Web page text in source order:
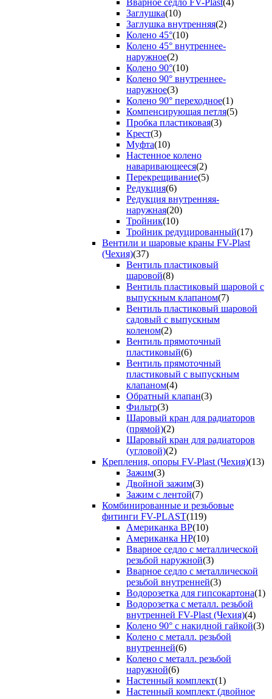
Вварное седло FV-Plast(4)
Заглушка(10)
Заглушка внутренняя(2)
Колено 45°(10)
Колено 45° внутреннее-
наружное(2)
Колено 90°(10)
Колено 90° внутреннее-
наружное(3)
Колено 90° переходное(1)
Компенсирующая петля(5)
Пробка пластиковая(3)
Крест(3)
Муфта(10)
Настенное колено
наваривающееся(2)
Перекрещивание(5)
Редукция(6)
Редукция внутренняя-
наружная(20)
Тройник(10)
Тройник редуцированный(17)
Вентили и шаровые краны FV-Plast
(Чехия)(37)
Вентиль пластиковый
шаровой(8)
Вентиль пластиковый шаровой с
выпускным клапаном(7)
Вентиль пластиковый шаровой
садовый с выпускным
коленом(2)
Вентиль прямоточный
пластиковый(6)
Вентиль прямоточный
пластиковый с выпускным
клапаном(4)
Обратный клапан(3)
Фильтр(3)
Шаровый кран для радиаторов
(прямой)(2)
Шаровый кран для радиаторов
(угловой)(2)
Крепления, опоры FV-Plast (Чехия)(13)
Зажим(3)
Двойной зажим(3)
Зажим с лентой(7)
Комбинированные и резьбовые
фитинги FV-PLAST(119)
Американка ВР(10)
Американка НР(10)
Вварное седло с металлической
резьбой наружной(3)
Вварное седло с металлической
резьбой внутренней(3)
Водорозетка для гипсокартона(1)
Водорозетка с металл. резьбой
внутренней FV-Plast (Чехия)(4)
Колено 90° с накидной гайкой(3)
Колено с металл. резьбой
внутренней(6)
Колено с металл. резьбой
наружной(6)
Настенный комплект(1)
Настенный комплект (двойное